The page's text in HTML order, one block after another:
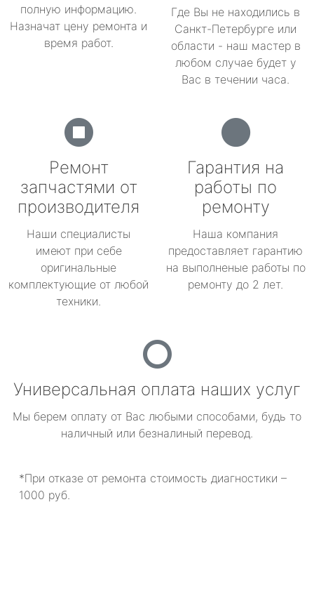
полную информацию.
Назначат цену ремонта и
время работ.
Где Вы не находились в
Санкт-Петербурге или
области - наш мастер в
любом случае будет у
Вас в течении часа.
Ремонт
запчастями от
производителя
Наши специалисты
имеют при себе
оригинальные
комплектующие от любой
техники.
Гарантия на
работы по
ремонту
Наша компания
предоставляет гарантию
на выполненые работы по
ремонту до 2 лет.
Универсальная оплата наших услуг
Мы берем оплату от Вас любыми способами, будь то
наличный или безналиный перевод.
*При отказе от ремонта стоимость диагностики –
1000 руб.